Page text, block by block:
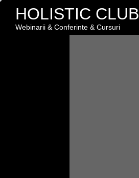
HOLISTIC CLUB
Webinarii & Conferinte & Cursuri